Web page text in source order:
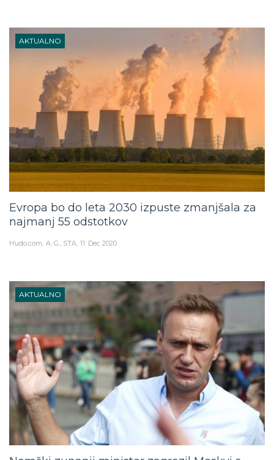
AKTUALNO
Evropa bo do leta 2030 izpuste zmanjšala za
najmanj 55 odstotkov
Hudo.com A. G., STA 11. Dec 2020
AKTUALNO